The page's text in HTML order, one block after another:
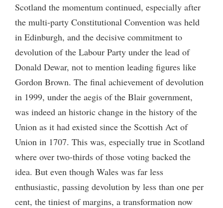
Scotland the momentum continued, especially after
the multi-party Constitutional Convention was held
in Edinburgh, and the decisive commitment to
devolution of the Labour Party under the lead of
Donald Dewar, not to mention leading figures like
Gordon Brown. The final achievement of devolution
in 1999, under the aegis of the Blair government,
was indeed an historic change in the history of the
Union as it had existed since the Scottish Act of
Union in 1707. This was, especially true in Scotland
where over two-thirds of those voting backed the
idea. But even though Wales was far less
enthusiastic, passing devolution by less than one per
cent, the tiniest of margins, a transformation now